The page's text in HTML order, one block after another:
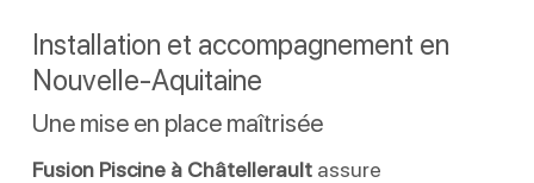
Installation et accompagnement en
Nouvelle-Aquitaine
Une mise en place maîtrisée
Fusion Piscine à Châtelleraultassure